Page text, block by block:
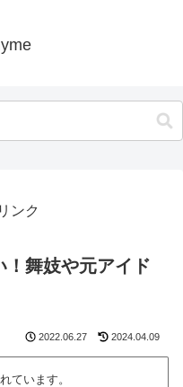
ンク
！舞妓や元アイド
2022.06.27 2024.04.09
ています。